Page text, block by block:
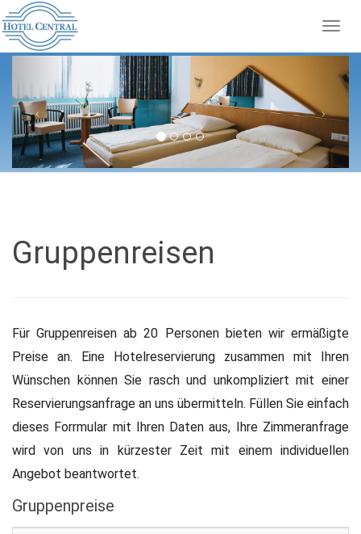
Previous Next
Gruppenreisen
Für Gruppenreisen ab 20 Personen bieten wir ermäßigte
Preise an. Eine Hotelreservierung zusammen mit Ihren
Wünschen können Sie rasch und unkompliziert mit einer
Reservierungsanfrage an uns übermitteln. Füllen Sie einfach
dieses Forrmular mit Ihren Daten aus, Ihre Zimmeranfrage
wird von uns in kürzester Zeit mit einem individuellen
Angebot beantwortet.
Gruppenpreise